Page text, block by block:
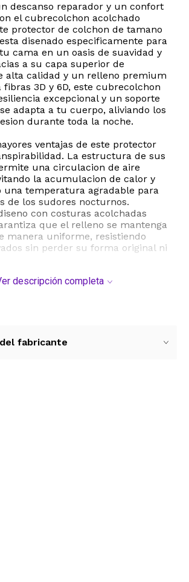
descanso reparador y un confort
el cubrecolchon acolchado
protector de colchon de tamano
disenado especificamente para
cama en un oasis de suavidad y
a su capa superior de
alta calidad y un relleno premium
3D y 6D, este cubrecolchon
excepcional y un soporte
adapta a tu cuerpo, aliviando los
durante toda la noche.
ventajas de este protector
La estructura de sus
una circulacion de aire
la acumulacion de calor y
una temperatura agradable para
de los sudores nocturnos.
con costuras acolchadas
que el relleno se mantenga
manera uniforme, resistiendo
sin perder su forma original ni
es clave en el diseno de
que el cubrecolchon permanezca
descripción completa
fabricante